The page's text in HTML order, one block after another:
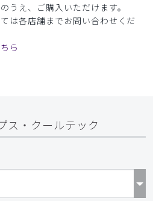
すい。すべりやすく、かがんだ
ることがある。
トップス・クールテック/チ
​2 ​3 ​4 ​5
うえ、ご購入いただけます。
は各店舗までお問い合わせくだ
ら
ス・クールテック